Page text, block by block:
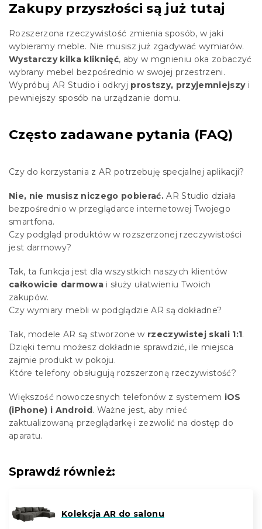
Zakupy przyszłości są już tutaj
Rozszerzona rzeczywistość zmienia sposób, w jaki
wybieramy meble. Nie musisz już zgadywać wymiarów.
Wystarczy kilka kliknięć, aby w mgnieniu oka zobaczyć
wybrany mebel bezpośrednio w swojej przestrzeni.
Wypróbuj AR Studio i odkryj prostszy, przyjemniejszyi
pewniejszy sposób na urządzanie domu.
Często zadawane pytania (FAQ)
Czy do korzystania z AR potrzebuję specjalnej aplikacji?
Nie, nie musisz niczego pobierać. AR Studio działa
bezpośrednio w przeglądarce internetowej Twojego
smartfona.
Czy podgląd produktów w rozszerzonej rzeczywistości
jest darmowy?
Tak, ta funkcja jest dla wszystkich naszych klientów
całkowicie darmowa i służy ułatwieniu Twoich
zakupów.
Czy wymiary mebli w podglądzie AR są dokładne?
Tak, modele AR są stworzone w rzeczywistej skali 1:1.
Dzięki temu możesz dokładnie sprawdzić, ile miejsca
zajmie produkt w pokoju.
Które telefony obsługują rozszerzoną rzeczywistość?
Większość nowoczesnych telefonów z systemem iOS
(iPhone) i Android. Ważne jest, aby mieć
zaktualizowaną przeglądarkę i zezwolić na dostęp do
aparatu.
Sprawdź również:
Kolekcja AR do salonu